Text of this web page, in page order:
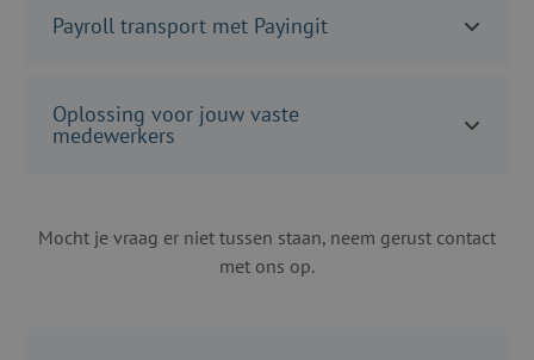
Payroll transport met Payingit
Oplossing voor jouw vaste
medewerkers
Mocht je vraag er niet tussen staan, neem gerust contact
met ons op.